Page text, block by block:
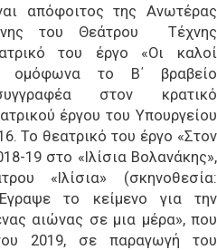
απόφοιτος της Ανωτέρας
του Θεάτρου Τέχνης
του έργο «Οι καλοί
ομόφωνα το Β΄ βραβείο
στον κρατικό
έργου του Υπουργείου
Το θεατρικό του έργο «Στον
19 στο «Ιλίσια Βολανάκης»,
«Ιλίσια» (σκηνοθεσία:
το κείμενο για την
αιώνας σε μια μέρα», που
2019, σε παραγωγή του